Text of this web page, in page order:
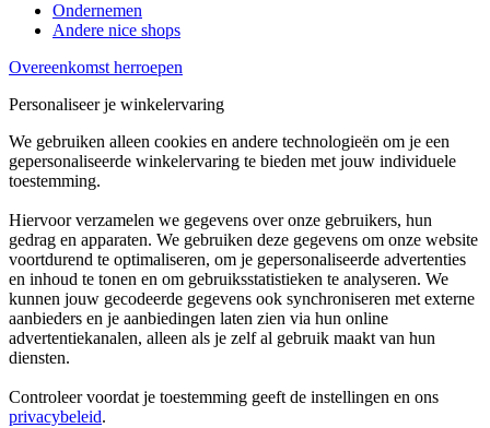
Ondernemen
Andere nice shops
Overeenkomst herroepen
Personaliseer je winkelervaring
We gebruiken alleen cookies en andere technologieën om je een
gepersonaliseerde winkelervaring te bieden met jouw individuele
toestemming.
Hiervoor verzamelen we gegevens over onze gebruikers, hun
gedrag en apparaten. We gebruiken deze gegevens om onze website
voortdurend te optimaliseren, om je gepersonaliseerde advertenties
en inhoud te tonen en om gebruiksstatistieken te analyseren. We
kunnen jouw gecodeerde gegevens ook synchroniseren met externe
aanbieders en je aanbiedingen laten zien via hun online
advertentiekanalen, alleen als je zelf al gebruik maakt van hun
diensten.
Controleer voordat je toestemming geeft de instellingen en ons
privacybeleid.